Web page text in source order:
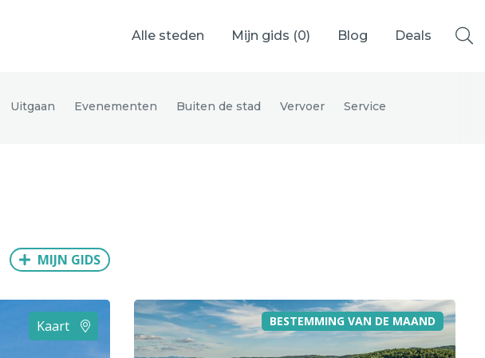
Alle steden Mijn gids (0) Blog Deals
Bangkok
Uitgaan Evenementen Buiten de stad Vervoer Service
MIJN GIDS
Kaart BESTEMMING VAN DE MAAND